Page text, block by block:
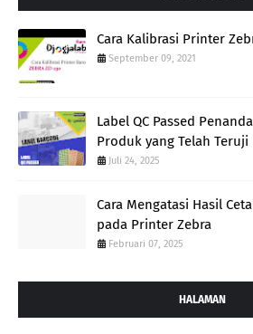
Cara Kalibrasi Printer
September 09, 2021
Label QC Passed
Produk yang Telah Teruji
Juli 24, 2025
Cara Mengatasi Hasil
pada Printer Zebra
Februari 07, 2025
HALAMAN